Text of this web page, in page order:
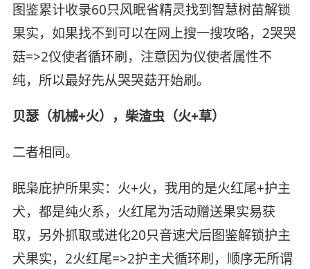
图鉴累计收录60只风眠省精灵找到智慧树苗解锁
果实，如果找不到可以在网上搜一搜攻略，2哭哭
菇=>2仪使者循环刷，注意因为仪使者属性不
纯，所以最好先从哭哭菇开始刷。
贝瑟（机械+火），柴渣虫（火+草）
二者相同。
眠枭庇护所果实：火+火，我用的是火红尾+护主
犬，都是纯火系，火红尾为活动赠送果实易获
取，另外抓取或进化20只音速犬后图鉴解锁护主
犬果实，2火红尾=>2护主犬循环刷，顺序无所谓